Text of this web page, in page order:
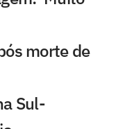
morte de
Sul-